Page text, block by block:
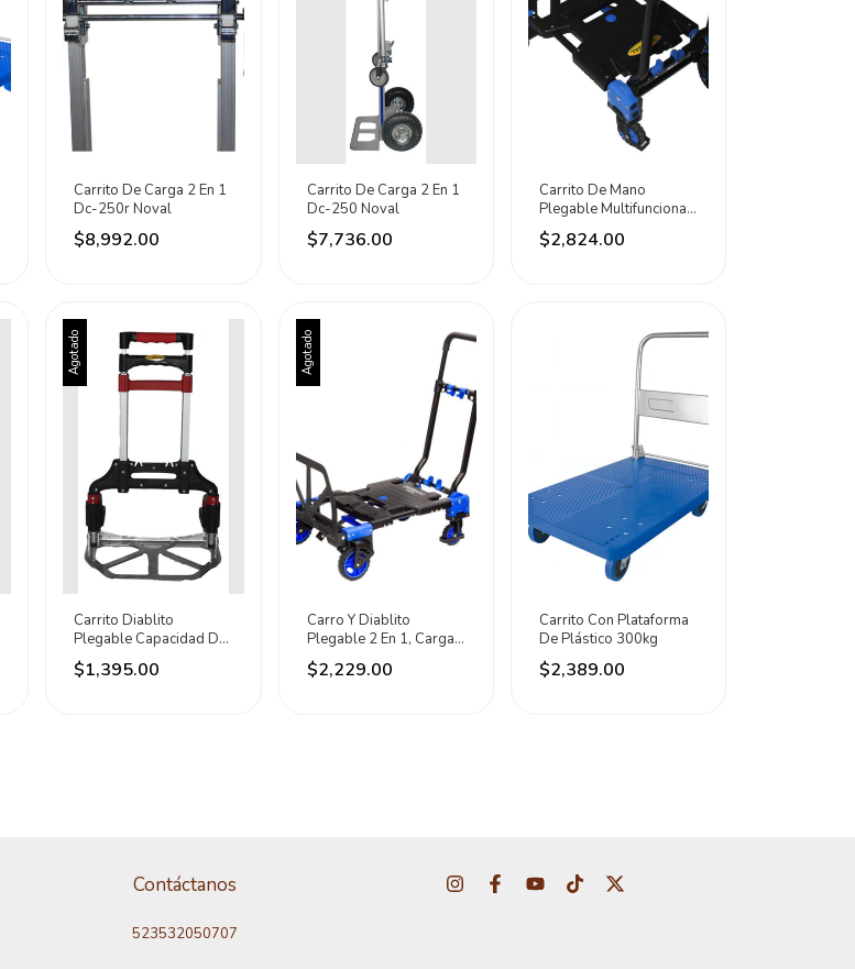
Carrito De Carga 2 En 1
Dc-250r Noval
$8,992.00
Carrito De Carga 2 En 1
Dc-250 Noval
$7,736.00
Carrito De Mano
Plegable Multifuncional
Para 136 Kg Noval
$2,824.00
Agotado
Carrito Diablito
Plegable Capacidad De
68 Kilos Noval
$1,395.00
Agotado
Carro Y Diablito
Plegable 2 En 1, Carga
Hasta 120 Kg Synergy
Negro
$2,229.00
Carrito Con Plataforma
De Plástico 300kg
$2,389.00
Contáctanos
523532050707